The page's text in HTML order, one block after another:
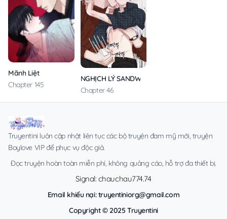
Mãnh Liệt
Chapter 145
NGHỊCH LÝ SANDWICH
Chapter 46
Truyentini luôn cập nhật liên tục các bộ truyện đam mỹ mới, truyện
Boylove VIP để phục vụ độc giả.
Đọc truyện hoàn toàn miễn phí, không quảng cáo, hỗ trợ đa thiết bị.
Signal: chauchau774.74
Email khiếu nại:truyentiniorg@gmail.com
Copyright © 2025 Truyentini